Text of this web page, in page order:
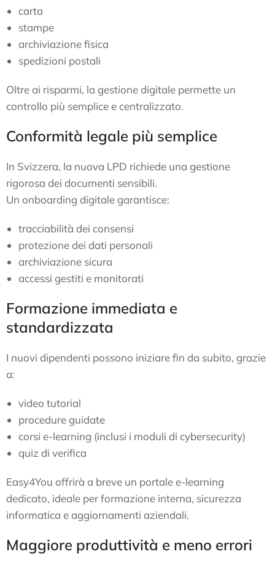
carta
stampe
archiviazione fisica
spedizioni postali
Oltre ai risparmi, la gestione digitale permette un
controllo più semplice e centralizzato.
Conformità legale più semplice
In Svizzera, la nuova LPD richiede una gestione
rigorosa dei documenti sensibili.
Un onboarding digitale garantisce:
tracciabilità dei consensi
protezione dei dati personali
archiviazione sicura
accessi gestiti e monitorati
Formazione immediata e
standardizzata
I nuovi dipendenti possono iniziare fin da subito, grazie
a:
video tutorial
procedure guidate
corsi e-learning (inclusi i moduli di cybersecurity)
quiz di verifica
Easy4You offrirà a breve un portale e-learning
dedicato, ideale per formazione interna, sicurezza
informatica e aggiornamenti aziendali.
Maggiore produttività e meno errori